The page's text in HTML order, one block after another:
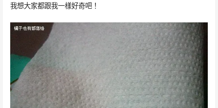
我想大家都跟我一樣好奇吧！